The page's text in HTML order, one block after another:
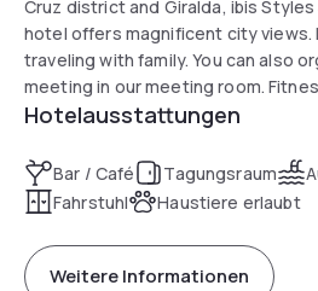
Cruz district and Giralda, ibis
hotel offers magnificent city views.
traveling with family. You can also
meeting in our meeting room.
and pool to enjoy magnificent
Hotelausstattungen
Bar / Café Tagungsraum
Fahrstuhl
Haustiere erlaubt
Weitere Informationen